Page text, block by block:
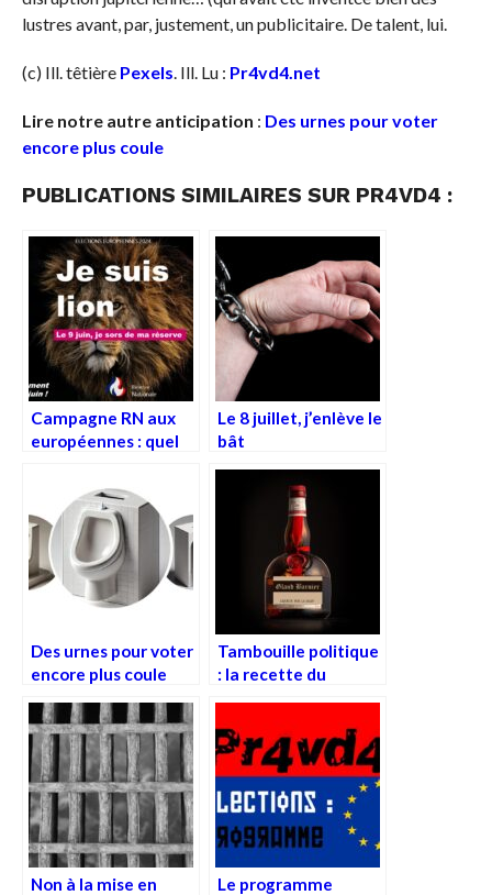
lustres avant, par, justement, un publicitaire. De talent, lui.
(c) Ill. têtière Pexels . Ill. Lu : Pr4vd4.net
Lire notre autre anticipation : Des urnes pour voter
encore plus coule
PUBLICATIONS SIMILAIRES SUR PR4VD4 :
Campagne RN aux
européennes : quel
Le 8 juillet, j’enlève le
bât
Des urnes pour voter
encore plus coule
Tambouille politique
: la recette du
Non à la mise en
Le programme